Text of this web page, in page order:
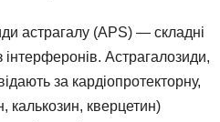
астрагалу (APS) — складні
інтерферонів. Астрагалозиди,
за кардіопротекторну,
калькозин, кверцетин)